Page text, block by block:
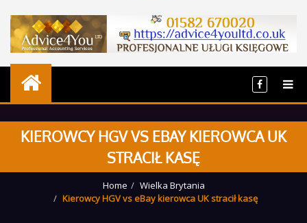
KIEROWCY HGV VS EBAY KIEROWCA UK
STRACIŁ KASĘ
Home
Wielka Brytania
Kierowcy HGV vs eBay kierowca UK stracił kasę